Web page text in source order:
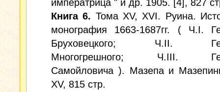
императрица " и др. 1905. [4], 827
Книга 6. Тома XV, XVI. Руина.
монография 1663-1687гг. ( Ч.I.
Бруховецкого; Ч.II.
Многогрешного; Ч.III.
Самойловича ). Мазепа и
XV, 815 стр.